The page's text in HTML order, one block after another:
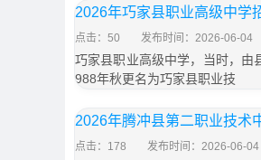
2026年巧家县职业高级中学
点击：50 发布时间：2026-06-04
巧家县职业高级中学，当时，由
988年秋更名为巧家县职业技
2026年腾冲县第二职业技术
点击：178 发布时间：2026-06-04